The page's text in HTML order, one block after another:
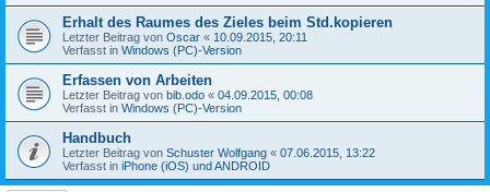
Erhalt des Raumes des Zieles beim Std.kopieren
Letzter Beitrag von Oscar « 10.09.2015, 20:11
Verfasst in Windows (PC)-Version
Erfassen von Arbeiten
Letzter Beitrag von bib.odo « 04.09.2015, 00:08
Verfasst in Windows (PC)-Version
Handbuch
Letzter Beitrag von Schuster Wolfgang « 07.06.2015, 13:22
Verfasst in iPhone (iOS) und ANDROID